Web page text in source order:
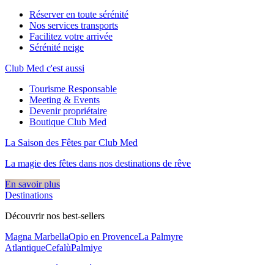
Réserver en toute sérénité
Nos services transports
Facilitez votre arrivée
Sérénité neige
Club Med c'est aussi
Tourisme Responsable
Meeting & Events
Devenir propriétaire
Boutique Club Med
La Saison des Fêtes par Club Med
La magie des fêtes dans nos destinations de rêve​
En savoir plus
Destinations
Découvrir nos best-sellers
Magna MarbellaOpio en ProvenceLa Palmyre
AtlantiqueCefalùPalmiye